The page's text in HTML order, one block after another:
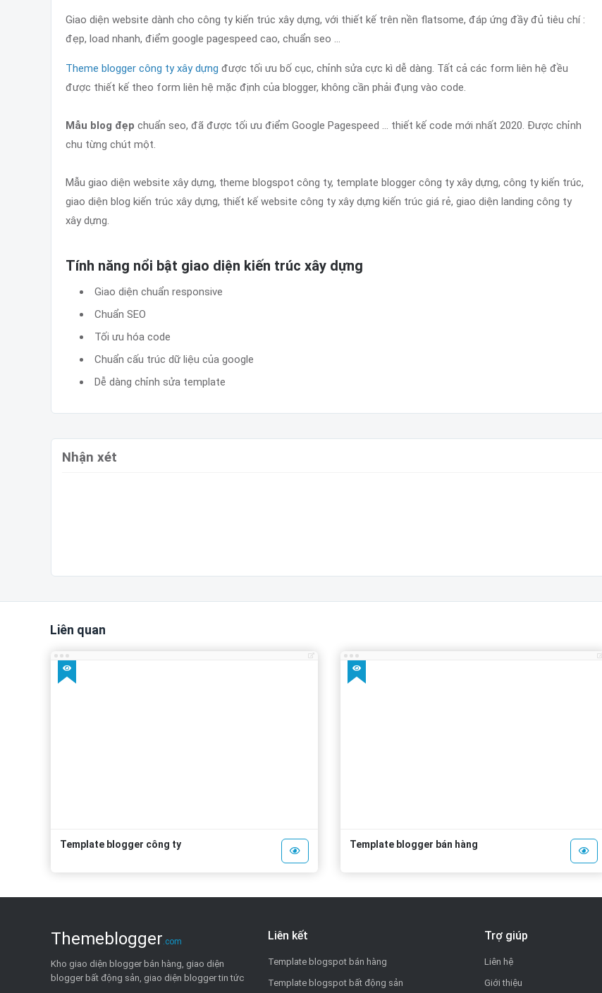
Giao diện website dành cho công ty kiến trúc xây dựng, với thiết kế trên nền flatsome, đáp ứng đầy đủ tiêu chí :
đẹp, load nhanh, điểm google pagespeed cao, chuẩn seo ...
Theme blogger công ty xây dựng được tối ưu bố cục, chỉnh sửa cực kì dễ dàng. Tất cả các form liên hệ đều
được thiết kế theo form liên hệ mặc định của blogger, không cần phải đụng vào code.
Mẫu blog đẹp chuẩn seo, đã được tối ưu điểm Google Pagespeed ... thiết kế code mới nhất 2020. Được chỉnh
chu từng chút một.
Mẫu giao diện website xây dựng, theme blogspot công ty, template blogger công ty xây dựng, công ty kiến trúc,
giao diện blog kiến trúc xây dựng, thiết kế website công ty xây dựng kiến trúc giá rẻ, giao diện landing công ty
xây dựng.
Tính năng nổi bật giao diện kiến trúc xây dựng
Giao diện chuẩn responsive
Chuẩn SEO
Tối ưu hóa code
Chuẩn cấu trúc dữ liệu của google
Dễ dàng chỉnh sửa template
Nhận xét
Liên quan
Template blogger công ty Template blogger bán hàng
Themeblogger.com
Kho giao diện blogger bán hàng, giao diện
blogger bất động sản, giao diện blogger tin tức
Liên kết
Template blogspot bán hàng
Template blogspot bất động sản
Trợ giúp
Liên hệ
Giới thiệu